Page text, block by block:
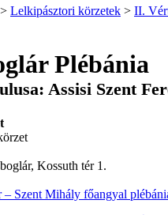
Lelkipásztori körzetek > II.
Plébánia
Assisi Szent
Kossuth tér 1.
– Szent Mihály főangyal